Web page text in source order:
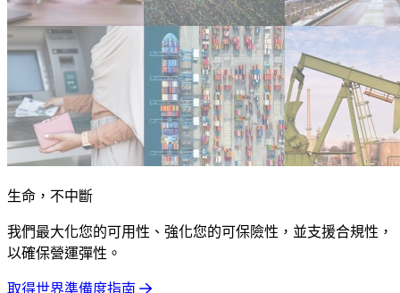
生命，不中斷
我們最大化您的可用性、強化您的可保險性，並支援合規性，
以確保營運彈性。
取得世界準備度指南